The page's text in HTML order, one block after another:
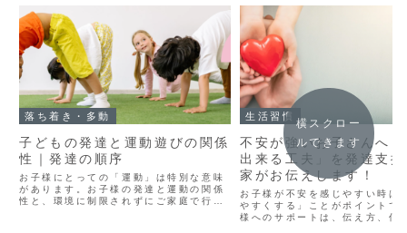
落ち着き・多動
子どもの発達と運動遊びの関係
性｜発達の順序
お子様にとっての「運動」は特別な意味
があります。お子様の発達と運動の関係
性と、環境に制限されずにご家庭で行え
生活習慣
不安が強いお子さんへ
出来る工夫」を発達支
家がお伝えします！
お子様が不安を感じやすい時は
やすくする」ことがポイントで
様へのサポートは、伝え方、信
横スクロー
ルできます